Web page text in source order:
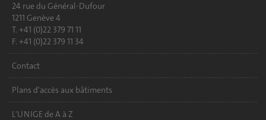
24 rue du Général-Dufour
1211 Genève 4
T. +41 (0)22 379 71 11
F. +41 (0)22 379 11 34
Contact
Plans d'accès aux bâtiments
L'UNIGE de A à Z